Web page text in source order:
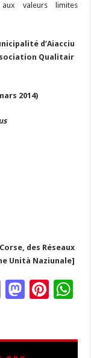
valeurs limites
d’Aiacciu
Qualitair
2014)
des Réseaux
Unità Naziunale]
C
y
M
d
Pi
es